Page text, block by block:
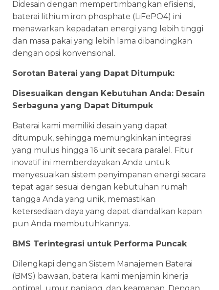
Didesain dengan mempertimbangkan efisiensi,
baterai lithium iron phosphate (LiFePO4) ini
menawarkan kepadatan energi yang lebih tinggi
dan masa pakai yang lebih lama dibandingkan
dengan opsi konvensional.
Sorotan Baterai yang Dapat Ditumpuk:
Disesuaikan dengan Kebutuhan Anda: Desain
Serbaguna yang Dapat Ditumpuk
Baterai kami memiliki desain yang dapat
ditumpuk, sehingga memungkinkan integrasi
yang mulus hingga 16 unit secara paralel. Fitur
inovatif ini memberdayakan Anda untuk
menyesuaikan sistem penyimpanan energi secara
tepat agar sesuai dengan kebutuhan rumah
tangga Anda yang unik, memastikan
ketersediaan daya yang dapat diandalkan kapan
pun Anda membutuhkannya.
BMS Terintegrasi untuk Performa Puncak
Dilengkapi dengan Sistem Manajemen Baterai
(BMS) bawaan, baterai kami menjamin kinerja